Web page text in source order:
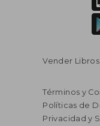
Vender
Términos y
Políticas de
Privacidad y